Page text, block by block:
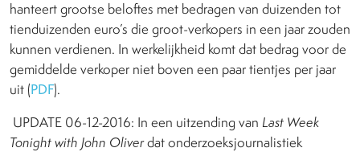
hanteert grootse beloftes met bedragen van duizenden tot
tienduizenden euro’s die groot-verkopers in een jaar zouden
kunnen verdienen. In werkelijkheid komt dat bedrag voor de
gemiddelde verkoper niet boven een paar tientjes per jaar
uit (PDF).
UPDATE 06-12-2016: In een uitzending van Last Week
Tonight with John Oliverdat onderzoeksjournalistiek